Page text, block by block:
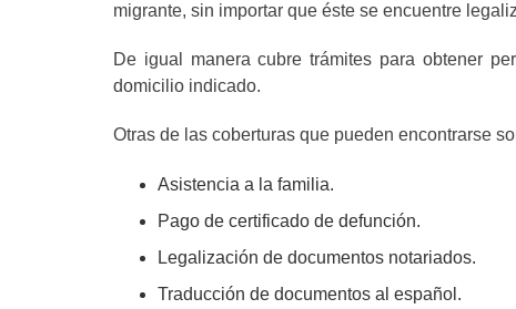
migrante, sin importar que éste se encuentre
De igual manera cubre trámites para obtener
domicilio indicado.
Otras de las coberturas que pueden encontrarse
Asistencia a la familia.
Pago de certificado de defunción.
Legalización de documentos notariados.
Traducción de documentos al español.